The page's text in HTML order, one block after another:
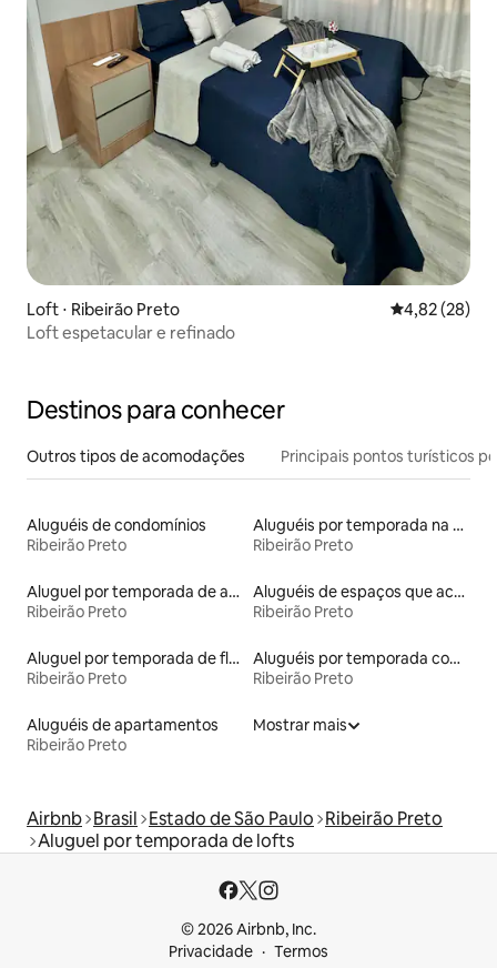
Loft ⋅ Ribeirão Preto 4,82 de uma
4,82 (28)
Loft espetacular e refinado
Destinos para conhecer
Outros tipos de acomodações Principais pontos turísticos
Aluguéis de condomínios
Ribeirão Preto
Aluguéis por temporada na orla
Ribeirão Preto
Aluguel por temporada de apart-hotéis
Ribeirão Preto
Aluguéis de espaços que aceitam animais de estimação
Ribeirão Preto
Aluguel por temporada de flats
Ribeirão Preto
Aluguéis por temporada com sauna
Ribeirão Preto
Aluguéis de apartamentos
Ribeirão Preto
Mostrar mais
Airbnb Brasil Estado de São Paulo Ribeirão Preto
Aluguel por temporada de lofts
© 2026 Airbnb, Inc.
Privacidade
Termos